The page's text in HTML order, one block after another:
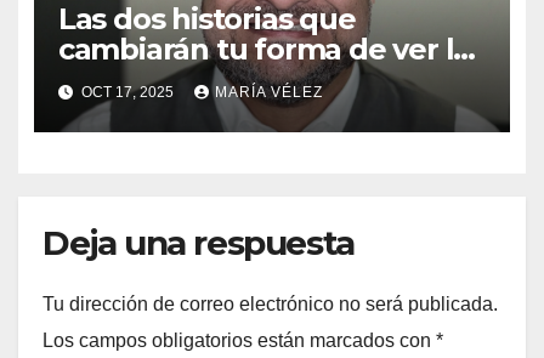
Las dos historias que
cambiarán tu forma de ver la
vida: del pecado a la
superación
OCT 17, 2025 MARÍA VÉLEZ
Deja una respuesta
Tu dirección de correo electrónico no será publicada.
Los campos obligatorios están marcados con *